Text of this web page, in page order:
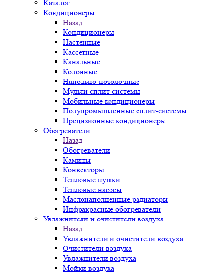
Каталог
Кондиционеры
Назад
Кондиционеры
Настенные
Кассетные
Канальные
Колонные
Напольно-потолочные
Мульти сплит-системы
Мобильные кондиционеры
Полупромышленные сплит-системы
Прецизионные кондиционеры
Обогреватели
Назад
Обогреватели
Камины
Конвекторы
Тепловые пушки
Тепловые насосы
Маслонаполненные радиаторы
Инфракрасные обогреватели
Увлажнители и очистители воздуха
Назад
Увлажнители и очистители воздуха
Очистители воздуха
Увлажнители воздуха
Мойки воздуха